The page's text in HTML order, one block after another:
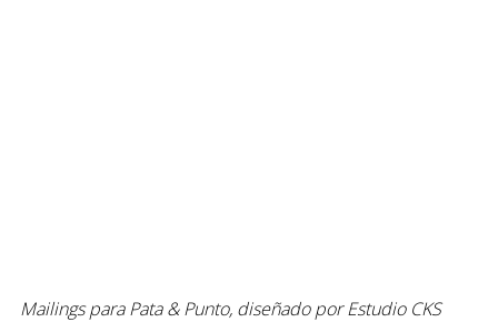
Mailings para Pata & Punto, diseñado por Estudio CKS